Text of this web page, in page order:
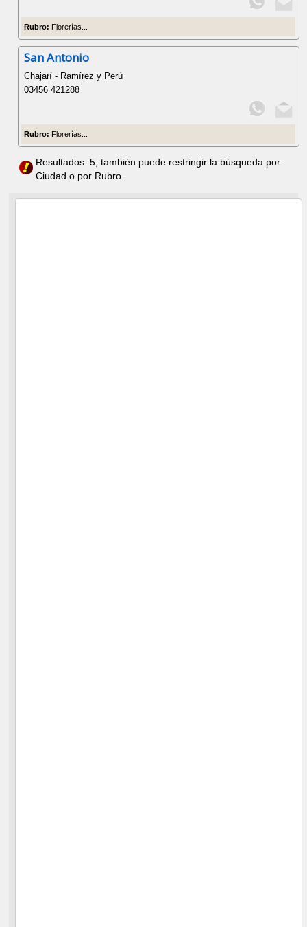
Rubro: Florerías...
San Antonio
Chajarí - Ramírez y Perú
03456 421288
Rubro: Florerías...
Resultados: 5, también puede restringir la búsqueda por
Ciudad o por Rubro.